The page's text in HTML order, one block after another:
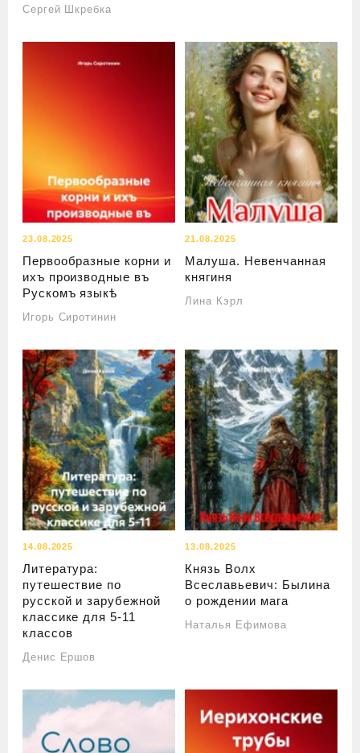
Сергей Шкребка
23.08.2025
Первообразные корни и
ихъ производные въ
Рускомъ языкѣ
Игорь Сиротинин
21.08.2025
Малуша. Невенчанная
княгиня
Лина Кэрл
14.08.2025
Литература:
путешествие по
русской и зарубежной
классике для 5-11
классов
Денис Ершов
13.08.2025
Князь Волх
Всеславьевич: Былина
о рождении мага
Наталья Ефимова